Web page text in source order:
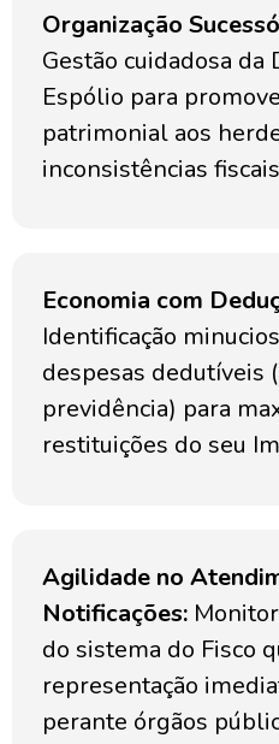
Organização
Gestão cuidadosa da
Espólio para
patrimonial aos
inconsistências
Economia com
Identificação
despesas dedutíveis
previdência) para
restituições do seu
Agilidade no
Notificações:
do sistema do Fisco
representação
perante órgãos